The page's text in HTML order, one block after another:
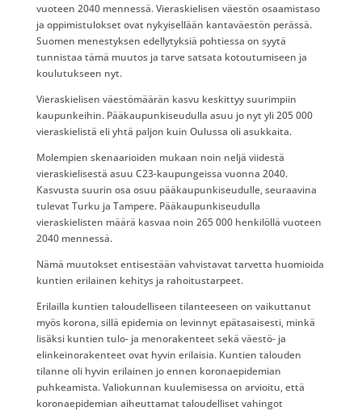
vuoteen 2040 mennessä. Vieraskielisen väestön osaamistaso
ja oppimistulokset ovat nykyisellään kantaväestön perässä.
Suomen menestyksen edellytyksiä pohtiessa on syytä
tunnistaa tämä muutos ja tarve satsata kotoutumiseen ja
koulutukseen nyt.
Vieraskielisen väestömäärän kasvu keskittyy suurimpiin
kaupunkeihin. Pääkaupunkiseudulla asuu jo nyt yli 205 000
vieraskielistä eli yhtä paljon kuin Oulussa oli asukkaita.
Molempien skenaarioiden mukaan noin neljä viidestä
vieraskielisestä asuu C23-kaupungeissa vuonna 2040.
Kasvusta suurin osa osuu pääkaupunkiseudulle, seuraavina
tulevat Turku ja Tampere. Pääkaupunkiseudulla
vieraskielisten määrä kasvaa noin 265 000 henkilöllä vuoteen
2040 mennessä.
Nämä muutokset entisestään vahvistavat tarvetta huomioida
kuntien erilainen kehitys ja rahoitustarpeet.
Erilailla kuntien taloudelliseen tilanteeseen on vaikuttanut
myös korona, sillä epidemia on levinnyt epätasaisesti, minkä
lisäksi kuntien tulo- ja menorakenteet sekä väestö- ja
elinkeinorakenteet ovat hyvin erilaisia. Kuntien talouden
tilanne oli hyvin erilainen jo ennen koronaepidemian
puhkeamista. Valiokunnan kuulemisessa on arvioitu, että
koronaepidemian aiheuttamat taloudelliset vahingot